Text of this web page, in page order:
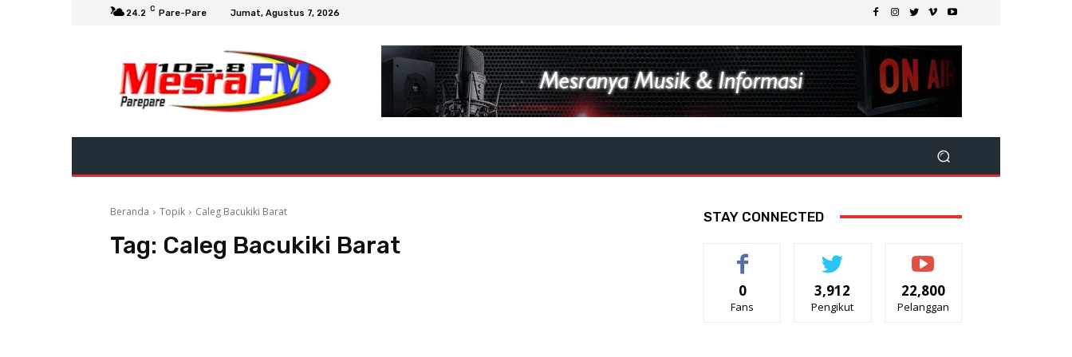
24.2 C Pare-Pare Jumat, Agustus 7, 2026
Beranda Topik Caleg Bacukiki Barat
Tag: Caleg Bacukiki Barat
STAY CONNECTED
0
Fans
3,912
Pengikut
22,800
Pelanggan